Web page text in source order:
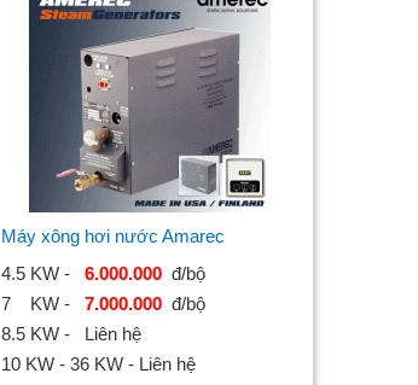
Máy xông hơi nước Amarec
4.5 KW - 6.000.000đ/bộ
7 KW - 7.000.000 đ/bộ
8.5 KW - Liên hệ
10 KW - 36 KW - Liên hệ